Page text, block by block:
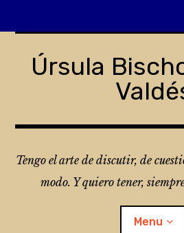
contentÚrsula
Tengo el arte de discutir, de
modo. Y quiero tener,
Menu